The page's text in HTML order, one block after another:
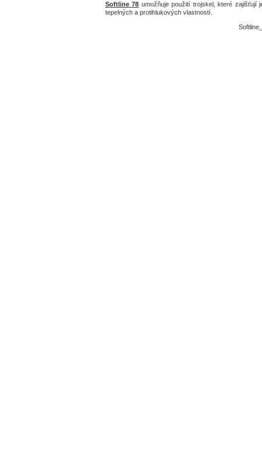
Softline 78 umožňuje použití trojskel, které zajišťují
tepelných a protihlukových vlastností.